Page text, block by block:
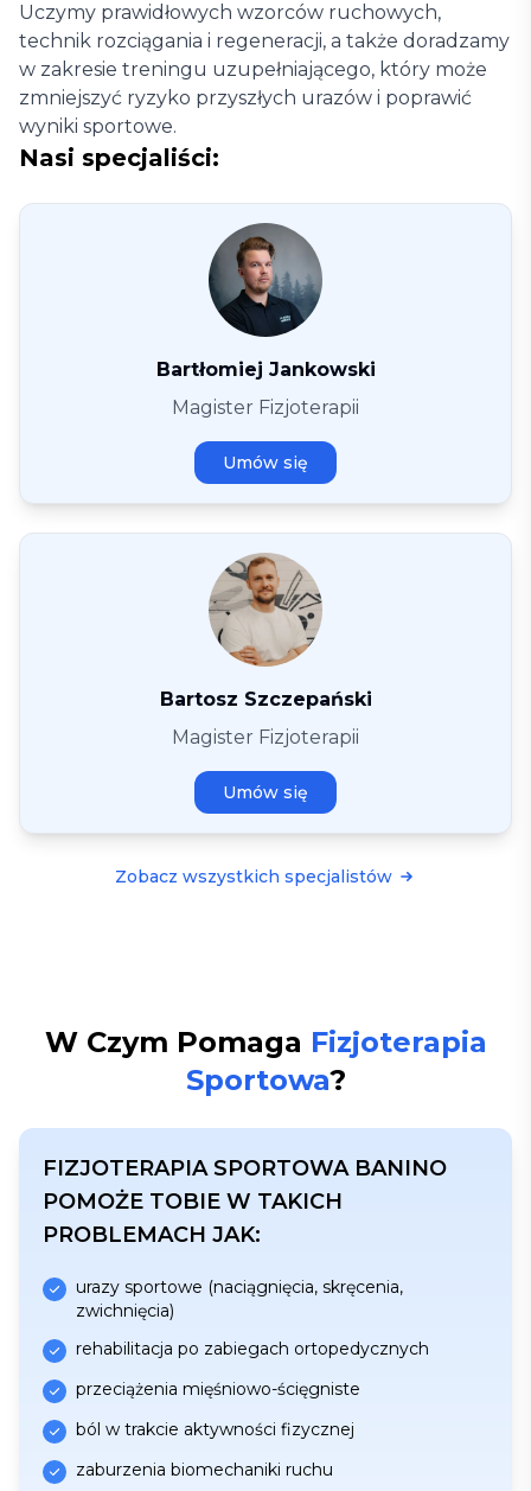
Uczymy prawidłowych wzorców ruchowych,
technik rozciągania i regeneracji, a także doradzamy
w zakresie treningu uzupełniającego, który może
zmniejszyć ryzyko przyszłych urazów i poprawić
wyniki sportowe.
Nasi specjaliści:
Bartłomiej Jankowski
Magister Fizjoterapii
Umów się
Bartosz Szczepański
Magister Fizjoterapii
Umów się
Zobacz wszystkich specjalistów
W Czym Pomaga Fizjoterapia
Sportowa?
FIZJOTERAPIA SPORTOWA BANINO
POMOŻE TOBIE W TAKICH
PROBLEMACH JAK:
urazy sportowe (naciągnięcia, skręcenia,
zwichnięcia)
rehabilitacja po zabiegach ortopedycznych
przeciążenia mięśniowo-ścięgniste
ból w trakcie aktywności fizycznej
zaburzenia biomechaniki ruchu